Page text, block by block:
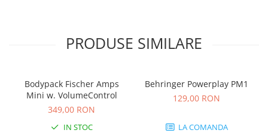
Par Led si Pinspot
Stative si schela lumini
Instrumente Muzicale
PRODUSE SIMILARE
Bodypack Fischer Amps
Mini w. VolumeControl
349,00 RON
IN STOC
Behringer Powerplay PM1
129,00 RON
LA COMANDA